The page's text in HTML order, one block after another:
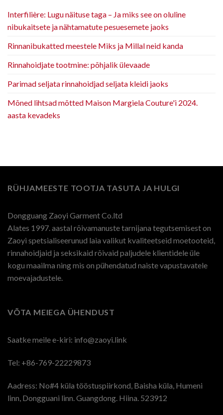
Interfilière: Lugu näituse taga – Ja miks see on oluline
nibukaitsete ja nähtamatute pesuesemete jaoks
Rinnanibukatted meestele Miks ja Millal neid kanda
Rinnahoidjate tootmine: põhjalik ülevaade
Parimad seljata rinnahoidjad seljata kleidi jaoks
Mõned lihtsad mõtted Maison Margiela Couture'i 2024.
aasta kevadeks
RÜHJAMEESTE TOOTJA TASUTA JA HULGI
Dongguang Zaoyi Garment Co.ltd
Alates 1997. aastal rõivamanuste tarnijana tegutsemisest on
Zaoyi spetsialiseerunud laia valikut kvaliteetseid moetooteid,
rinnahoidjaid ja seksikaid rõivaid paljudele klientidele üle
kogu maailma ning mis on pühendatud naiste vapustavatele
moevajadustele.
VÕTA MEIEGA ÜHENDUST
Saatke meile e-kiri: info@zaoyi.link
Tel: +86-769-22229873
Aadress: No#4 küla tööstuspiirkond, Baisha küla, Humeni
linn, Dongguani linn. Guangdong. Hiina. 523912